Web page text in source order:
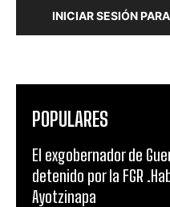
INICIAR SESIÓN
POPULARES
El exgobernador de
detenido por la FGR
Ayotzinapa